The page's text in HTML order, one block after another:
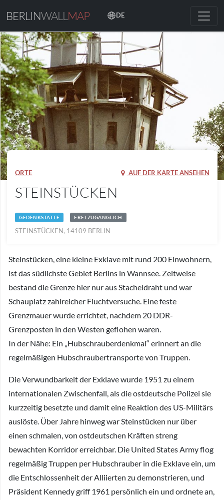
BERLINWALL MAP DE
ORTE AUF DER KARTE ANSEHEN
STEINSTÜCKEN
GEDENKSTÄTTE FREI ZUGÄNGLICH
STEINSTÜCKEN, 14109 BERLIN
Steinstücken, eine kleine Exklave mit rund 200 Einwohnern,
ist das südlichste Gebiet Berlins in Wannsee. Zeitweise
bestand die Grenze hier nur aus Stacheldraht und war
Schauplatz zahlreicher Fluchtversuche. Eine feste
Grenzmauer wurde errichtet, nachdem 20 DDR-
Grenzposten in den Westen geflohen waren.
In der Nähe: Ein „Hubschrauberdenkmal“ erinnert an die
regelmäßigen Hubschraubertransporte von Truppen.
Die Verwundbarkeit der Exklave wurde 1951 zu einem
internationalen Zwischenfall, als die ostdeutsche Polizei sie
kurzzeitig besetzte und damit eine Reaktion des US-Militärs
auslöste. Über Jahre hinweg war Steinstücken nur über
einen schmalen, von ostdeutschen Kräften streng
bewachten Korridor erreichbar. Die United States Army flog
regelmäßig Truppen per Hubschrauber in die Exklave ein, um
die Entschlossenheit der Alliierten zu demonstrieren, und
Präsident Kennedy griff 1961 persönlich ein und ordnete an,